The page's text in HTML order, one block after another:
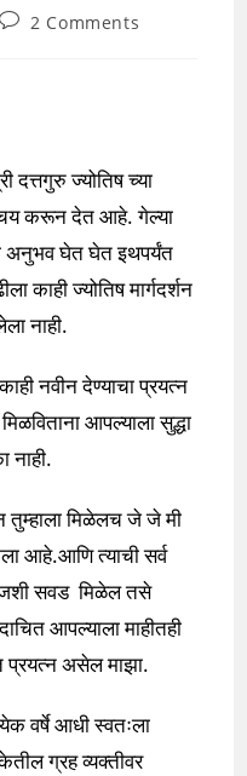
Post2 Comments
ज्योतिष च्या
करून देत आहे. गेल्या
अनुभव घेत घेत इथपर्यंत
काही ज्योतिष मार्गदर्शन
नाही.
नवीन देण्याचा प्रयत्न
आपल्याला सुद्धा
नाही.
तुम्हाला मिळेलच जे जे मी
आहे.आणि त्याची सर्व
जशी सवड मिळेल तसे
आपल्याला माहीतही
प्रयत्न असेल माझा.
वर्षे आधी स्वतःला
ग्रह व्यक्तीवर